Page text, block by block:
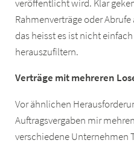
veröffentlicht wird. Klar
Rahmenverträge oder
das heisst es ist nicht
herauszufiltern.
Verträge mit mehreren
Vor ähnlichen
Auftragsvergaben mir
verschiedene Unternehmen